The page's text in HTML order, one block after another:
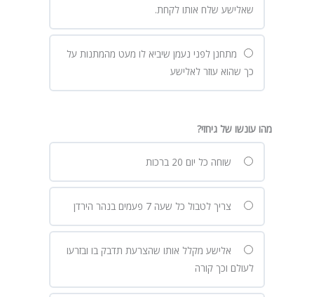
שאלישע שלח אותו לקחת.
מתחנן לפני נעמן שיביא לו מעט מהמתנות על
כך שהוא עוזר לאלישע
מהו עונשו של גיחזי?
שוחה כל יום 20 ברכות
צריך לטבול כל שעה 7 פעמים בנהר הירדן
אלישע מקלל אותו שהצרעת תדבק בו ובזרעו
לעולם וכך קורה